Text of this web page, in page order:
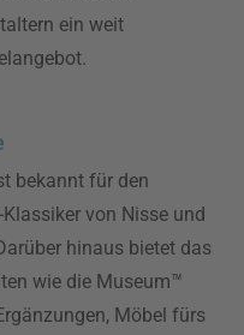
ein weit
bekannt für den
von Nisse und
hinaus bietet das
wie die Museum™
Möbel fürs